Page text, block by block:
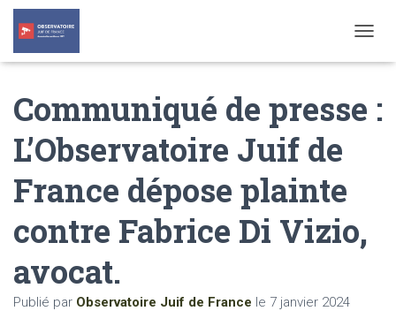
O
L
T
Communiqué de presse :
L’Observatoire Juif de
France dépose plainte
contre Fabrice Di Vizio,
avocat.
Publié par Observatoire Juif de France le 7 janvier 2024